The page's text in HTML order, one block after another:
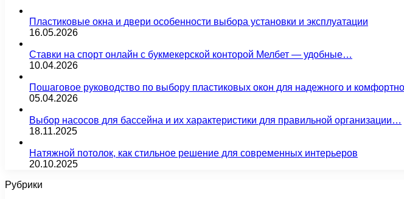
Пластиковые окна и двери особенности выбора установки и эксплуатации
16.05.2026
Ставки на спорт онлайн с букмекерской конторой Мелбет — удобные…
10.04.2026
Пошаговое руководство по выбору пластиковых окон для надежного и
05.04.2026
Выбор насосов для бассейна и их характеристики для правильной организации…
18.11.2025
Натяжной потолок, как стильное решение для современных интерьеров
20.10.2025
Рубрики